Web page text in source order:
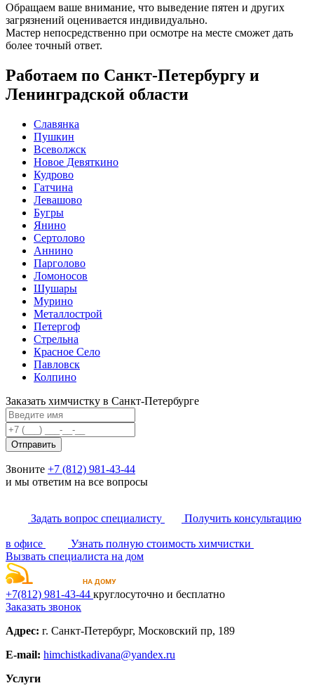
Обращаем ваше внимание, что выведение пятен и других
загрязнений оценивается индивидуально.
Мастер непосредственно при осмотре на месте сможет дать
более точный ответ.
Работаем по Санкт-Петербургу и
Ленинградской области
Славянка
Пушкин
Всеволжск
Новое Девяткино
Кудрово
Гатчина
Левашово
Бугры
Янино
Сертолово
Аннино
Парголово
Ломоносов
Шушары
Мурино
Металлострой
Петергоф
Стрельна
Красное Село
Павловск
Колпино
Заказать химчистку в Санкт-Петербурге
Отправить
Звоните +7 (812) 981-43-44
и мы ответим на все вопросы
Задать вопрос специалисту Получить консультацию
в офисе
Узнать полную стоимость химчистки
Вызвать специалиста на дом
+7(812) 981-43-44 круглосуточно и бесплатно
Заказать звонок
Адрес: г. Санкт-Петербург, Московский пр, 189
E-mail: himchistkadivana@yandex.ru
Услуги